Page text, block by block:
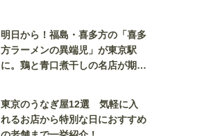
明日から！福島・喜多方の「喜多
方ラーメンの異端児」が東京駅
に。鶏と青口煮干しの名店が期間
東京のうなぎ屋12選 気軽に入
れるお店から特別な日におすすめ